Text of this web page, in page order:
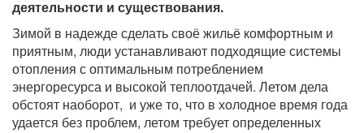
деятельности и существования.
Зимой в надежде сделать своё жильё комфортным и
приятным, люди устанавливают подходящие системы
отопления с оптимальным потреблением
энергоресурса и высокой теплоотдачей. Летом дела
обстоят наоборот, и уже то, что в холодное время года
удается без проблем, летом требует определенных